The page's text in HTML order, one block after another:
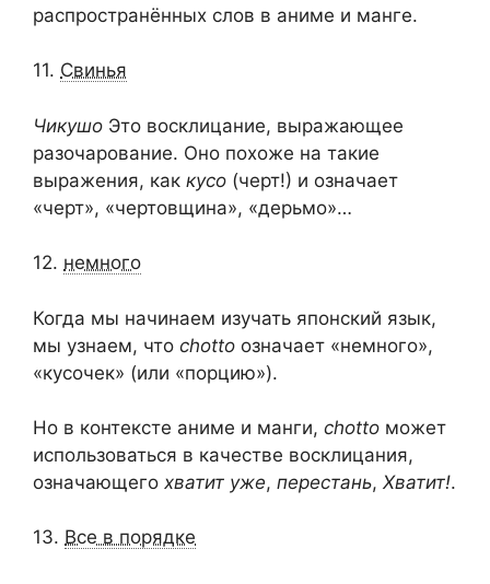
распространённых слов в аниме и манге.
11. Свинья
Чикушо Это восклицание, выражающее
разочарование. Оно похоже на такие
выражения, как кусо (черт!) и означает
«черт», «чертовщина», «дерьмо»…
12. немного
Когда мы начинаем изучать японский язык,
мы узнаем, что chotto означает «немного»,
«кусочек» (или «порцию»).
Но в контексте аниме и манги, chotto может
использоваться в качестве восклицания,
означающего хватит уже, перестань, Хватит!.
13. Все в порядке